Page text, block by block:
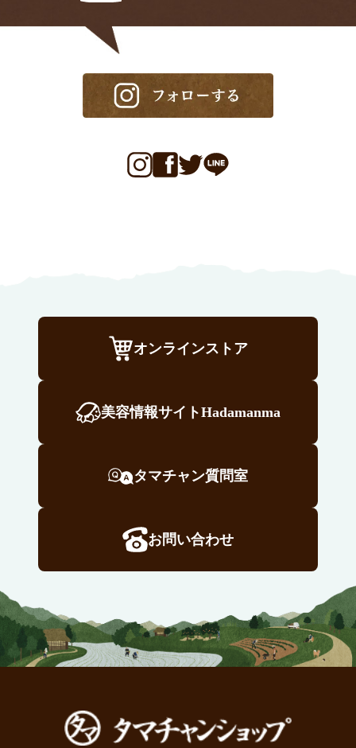
オンラインストア
美容情報サイトHadamanma
タマチャン質問室
お問い合わせ